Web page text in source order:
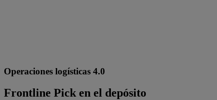
Operaciones logísticas 4.0
Frontline Pick en el depósito